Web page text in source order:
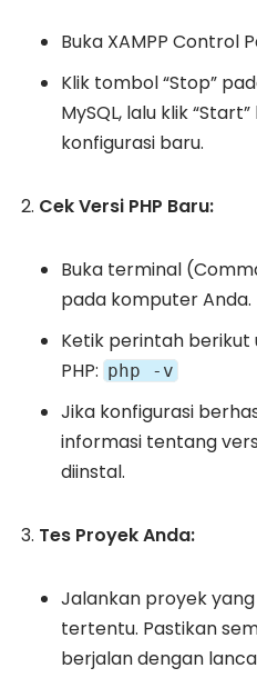
Buka XAMPP Control
Klik tombol “Stop”
MySQL, lalu klik
konfigurasi baru.
Cek Versi PHP Baru:
Buka terminal
pada komputer Anda.
Ketik perintah berikut
PHP: php -v
Jika konfigurasi
informasi tentang
diinstal.
Tes Proyek Anda:
Jalankan proyek
tertentu. Pastikan
berjalan dengan